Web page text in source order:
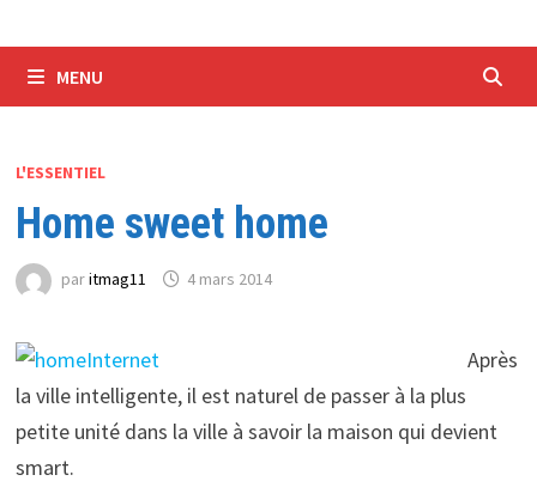
MENU
L'ESSENTIEL
Home sweet home
paritmag11 4 mars 2014
Après
la ville intelligente, il est naturel de passer à la plus
petite unité dans la ville à savoir la maison qui devient
smart.